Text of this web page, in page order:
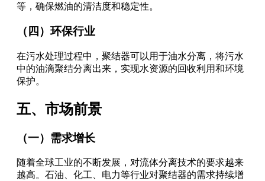
等，确保燃油的清洁度和稳定性。
（四）环保行业
在污水处理过程中，聚结器可以用于油水分离，将污水
中的油滴聚结分离出来，实现水资源的回收利用和环境
保护。
五、市场前景
（一）需求增长
随着全球工业的不断发展，对流体分离技术的要求越来
越高。石油、化工、电力等行业对聚结器的需求持续增